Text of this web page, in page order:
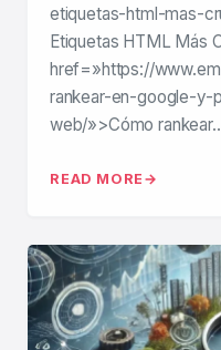
etiquetas-html-mas-
Etiquetas HTML Más
href=»https://
rankear-en-google-y-
web/»>Cómo
READ MORE